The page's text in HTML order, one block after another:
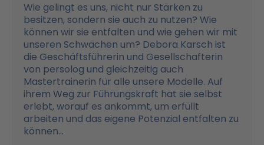
Wie gelingt es uns, nicht nur Stärken zu
besitzen, sondern sie auch zu nutzen? Wie
können wir sie entfalten und wie gehen wir mit
unseren Schwächen um? Debora Karsch ist
die Geschäftsführerin und Gesellschafterin
von persolog und gleichzeitig auch
Mastertrainerin für alle unsere Modelle. Auf
ihrem Weg zur Führungskraft hat sie selbst
erlebt, worauf es ankommt, um erfüllt
arbeiten und das eigene Potenzial entfalten zu
können...